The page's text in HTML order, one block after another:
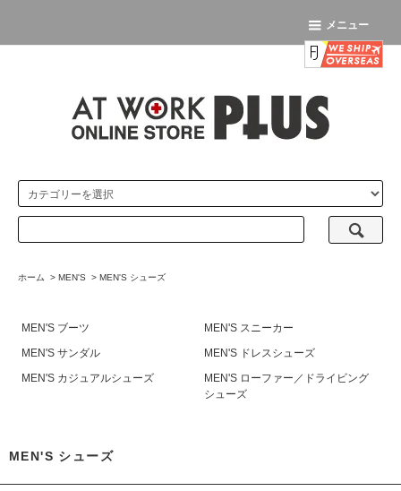
メニュー
ホーム > MEN'S > MEN'S シューズ
MEN'S ブーツ
MEN'S スニーカー
MEN'S サンダル
MEN'S ドレスシューズ
MEN'S カジュアルシューズ
MEN'S ローファー／ドライビング
シューズ
MEN'S シューズ